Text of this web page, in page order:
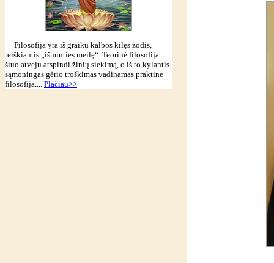
Filosofija yra iš graikų kalbos kilęs žodis,
reiškiantis „išminties meilę“. Teorinė filosofija
šiuo atveju atspindi žinių siekimą, o iš to kylantis
sąmoningas gėrio troškimas vadinamas praktine
filosofija.... Plačiau>>